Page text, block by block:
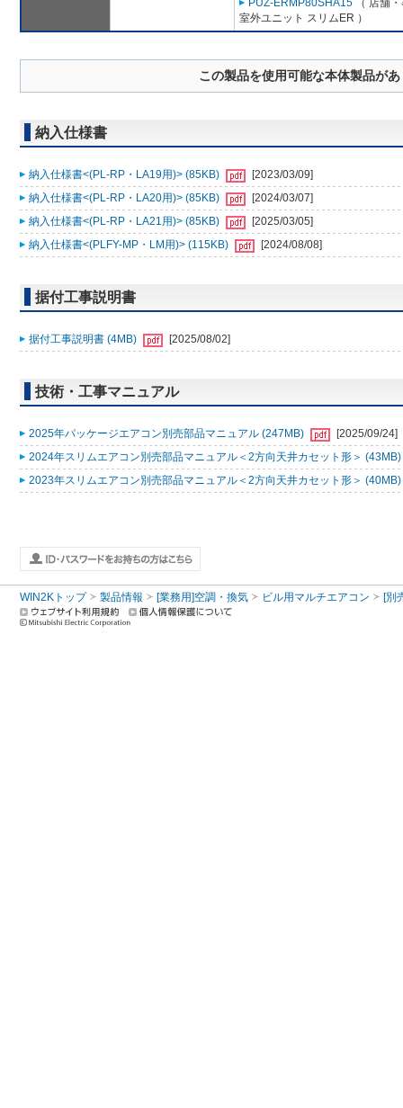
PUZ-ERMP80SHA15 （ 店舗
室外ユニット スリムER ）
この製品を使用可能な本体製品が
納入仕様書
納入仕様書<(PL-RP・LA19用)> (85KB)
[2023/03/09]
納入仕様書<(PL-RP・LA20用)> (85KB)
[2024/03/07]
納入仕様書<(PL-RP・LA21用)> (85KB)
[2025/03/05]
納入仕様書<(PLFY-MP・LM用)> (115KB)
[2024/08/08]
据付工事説明書
据付工事説明書 (4MB) [2025/08/02]
技術・工事マニュアル
2025年パッケージエアコン別売部品マニュアル (247MB)
[2025/09/24]
2024年スリムエアコン別売部品マニュアル＜2方向天井カセット形＞ (43MB)
2023年スリムエアコン別売部品マニュアル＜2方向天井カセット形＞ (40MB)
WIN2Kトップ 製品情報 [業務用]空調・換気 ビル用マルチエアコン [別